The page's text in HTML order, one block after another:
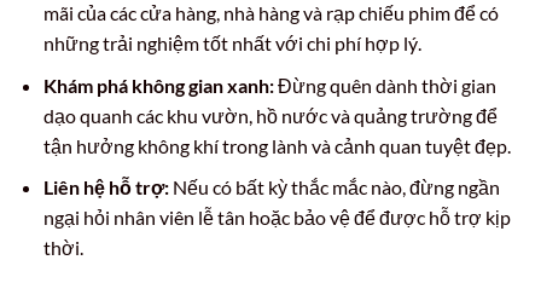
mãi của các cửa hàng, nhà hàng và rạp chiếu phim để có
những trải nghiệm tốt nhất với chi phí hợp lý.
Khám phá không gian xanh:Đừng quên dành thời gian
dạo quanh các khu vườn, hồ nước và quảng trường để
tận hưởng không khí trong lành và cảnh quan tuyệt đẹp.
Liên hệ hỗ trợ:Nếu có bất kỳ thắc mắc nào, đừng ngần
ngại hỏi nhân viên lễ tân hoặc bảo vệ để được hỗ trợ kịp
thời.